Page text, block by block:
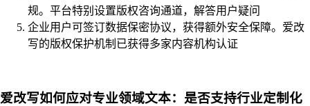
规。平台特别设置版权咨询通道，解答用户疑问
企业用户可签订数据保密协议，获得额外安全保障。爱改
写的版权保护机制已获得多家内容机构认证
爱改写如何应对专业领域文本：是否支持行业定制化